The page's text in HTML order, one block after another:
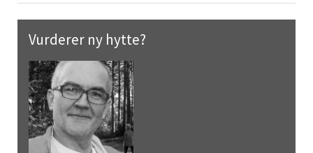
Vurderer ny hytte?